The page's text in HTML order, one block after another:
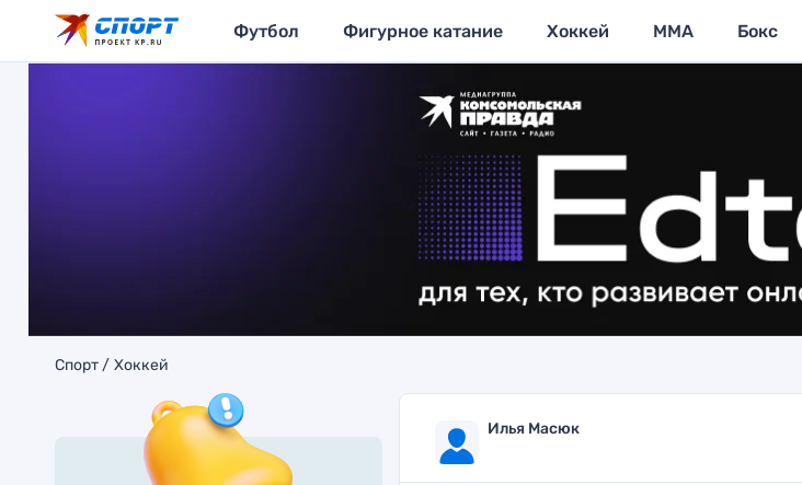
Футбол Фигурное катание Хоккей MMA Бокс
Спорт Хоккей
Илья Масюк